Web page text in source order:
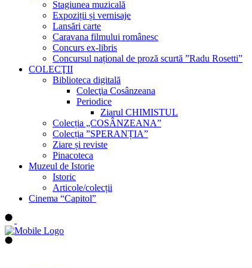
Stagiunea muzicală
Expoziții și vernisaje
Lansări carte
Caravana filmului românesc
Concurs ex-libris
Concursul național de proză scurtă ”Radu Rosetti”
COLECŢII
Biblioteca digitală
Colecţia Cosânzeana
Periodice
Ziarul CHIMISTUL
Colecția „COSÂNZEANA”
Colecția ”SPERANȚIA”
Ziare și reviste
Pinacoteca
Muzeul de Istorie
Istoric
Articole/colecții
Cinema “Capitol”